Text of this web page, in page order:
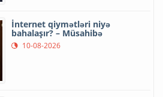
İnternet qiymətləri niyə
bahalaşır? – Müsahibə
10-08-2026